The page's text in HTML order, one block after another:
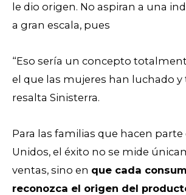
le dio origen. No aspiran a una
a gran escala, pues
“Eso sería un concepto
el que las mujeres han luchado y
resalta Sinisterra.
Para las familias que hacen parte
Unidos, el éxito no se mide
ventas, sino en que cada
reconozca el origen del